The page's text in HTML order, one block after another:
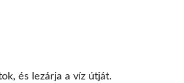
és lezárja a víz útját.